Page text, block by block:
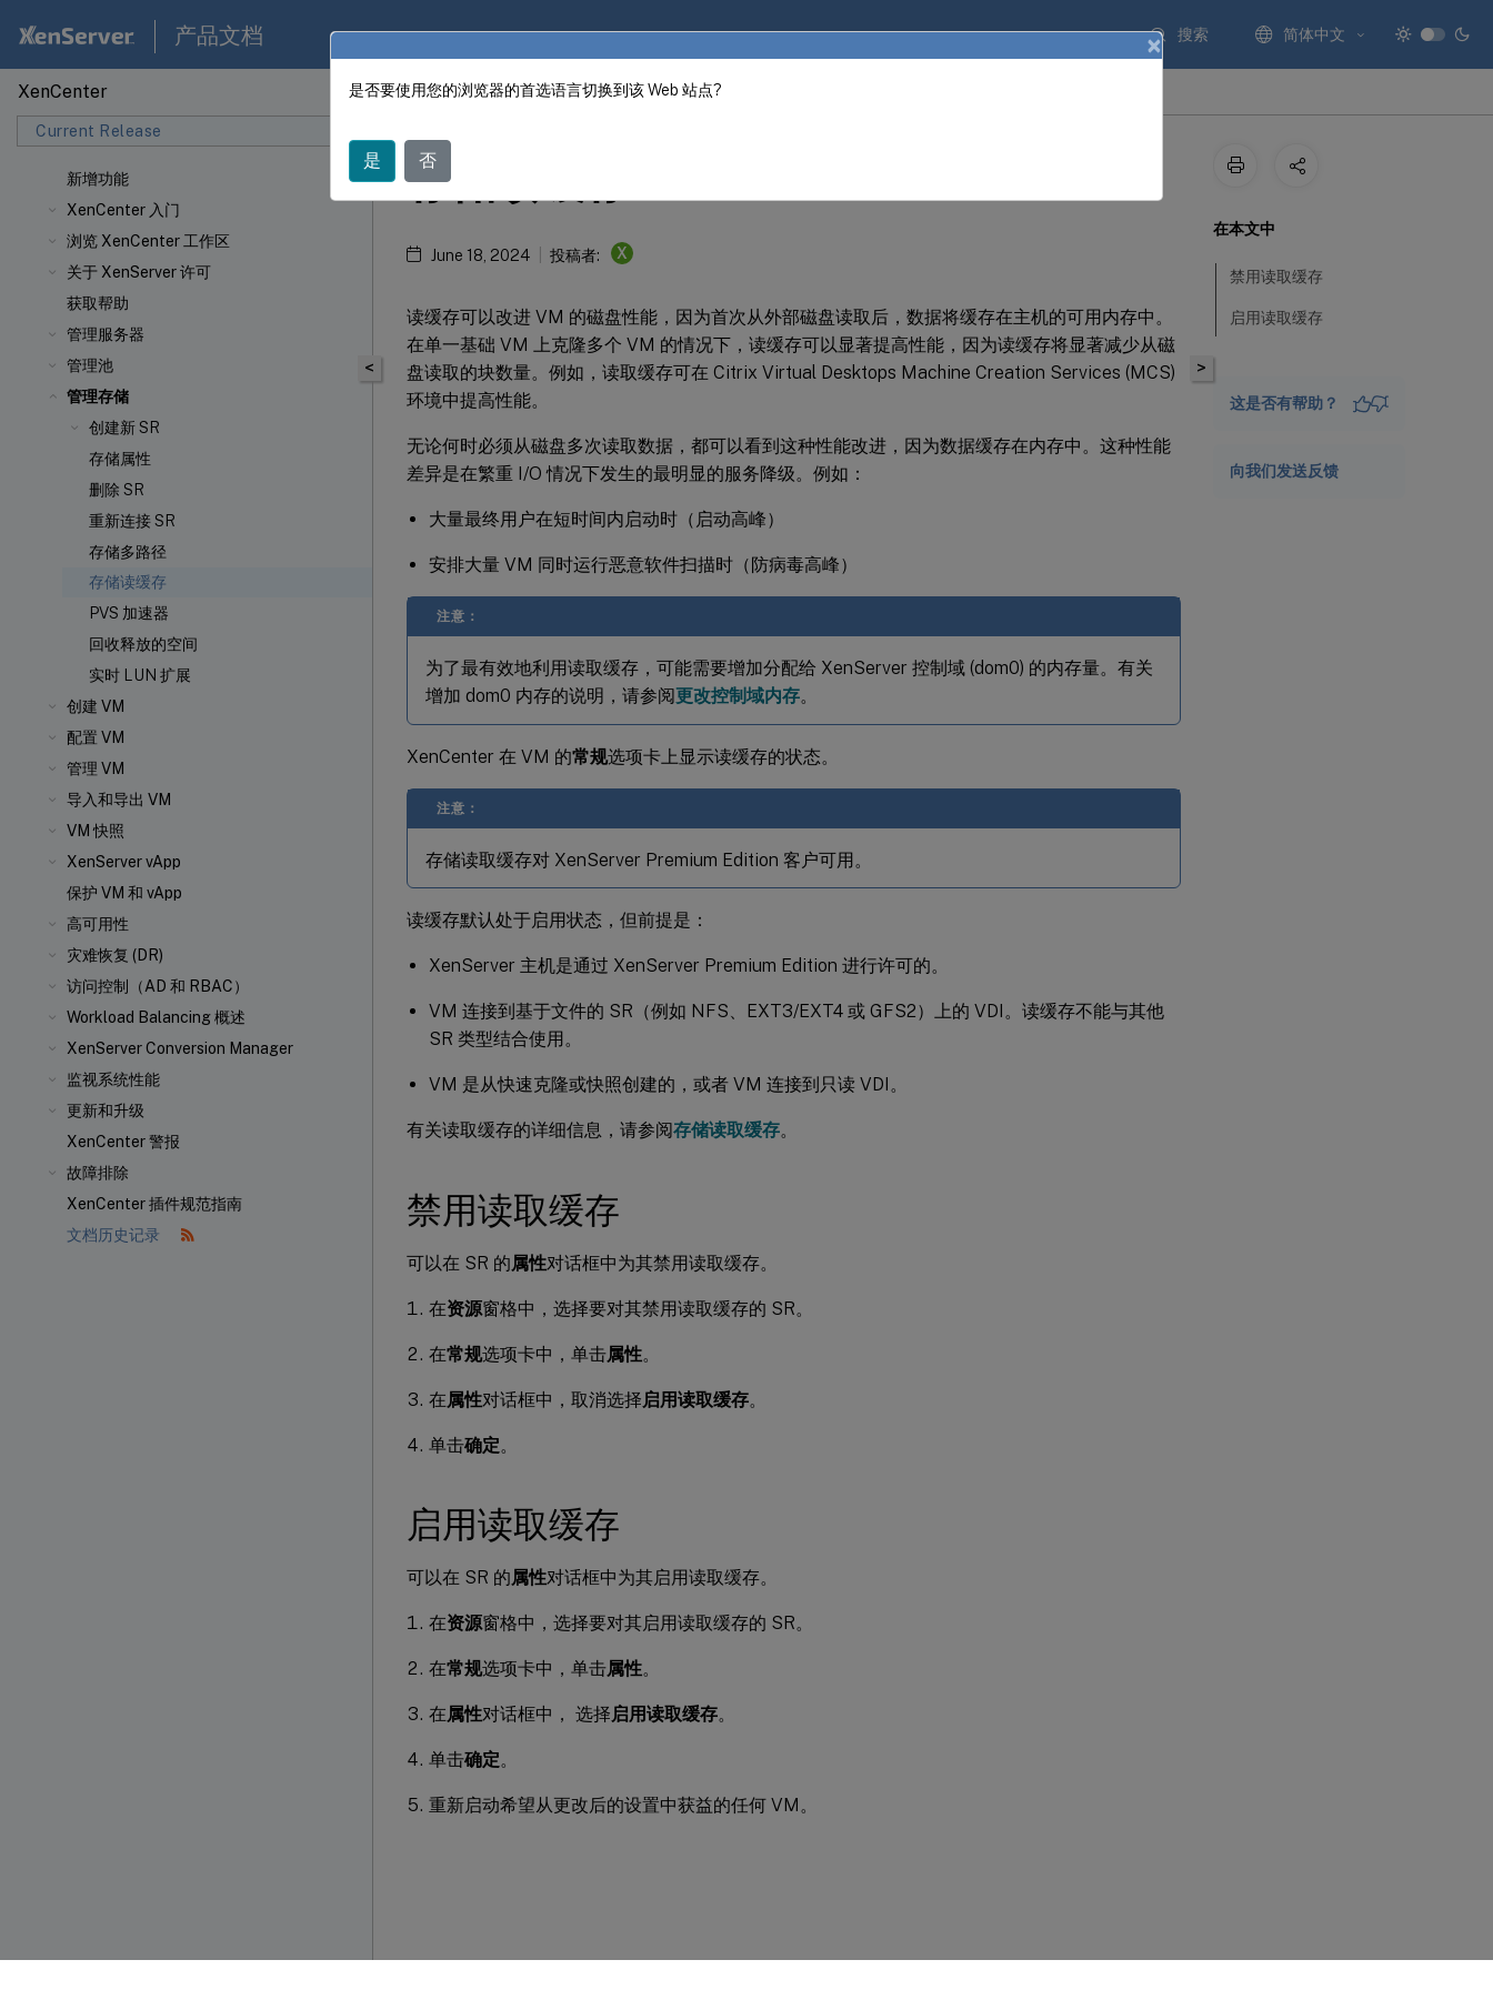
产品文档 搜索 简体中文
XenCenter
Current Release
新增功能
XenCenter 入门
浏览 XenCenter 工作区
关于 XenServer 许可
获取帮助
管理服务器
管理池
管理存储
创建新 SR
存储属性
删除 SR
重新连接 SR
存储多路径
存储读缓存
PVS 加速器
回收释放的空间
实时 LUN 扩展
创建 VM
配置 VM
管理 VM
导入和导出 VM
VM 快照
XenServer vApp
保护 VM 和 vApp
高可用性
灾难恢复 (DR)
访问控制（AD 和 RBAC）
Workload Balancing 概述
XenServer Conversion Manager
监视系统性能
更新和升级
XenCenter 警报
故障排除
XenCenter 插件规范指南
文档历史记录
XenCenter XenCenter
<
存储读缓存
June 18, 2024 投稿者: X
读缓存可以改进 VM 的磁盘性能，因为首次从外部磁盘读取后，数据将缓存在主机的可用内存中。
在单一基础 VM 上克隆多个 VM 的情况下，读缓存可以显著提高性能，因为读缓存将显著减少从磁
盘读取的块数量。例如，读取缓存可在 Citrix Virtual Desktops Machine Creation Services (MCS)
环境中提高性能。
无论何时必须从磁盘多次读取数据，都可以看到这种性能改进，因为数据缓存在内存中。这种性能
差异是在繁重 I/O 情况下发生的最明显的服务降级。例如：
大量最终用户在短时间内启动时（启动高峰）
安排大量 VM 同时运行恶意软件扫描时（防病毒高峰）
注意：
为了最有效地利用读取缓存，可能需要增加分配给 XenServer 控制域 (dom0) 的内存量。有关
增加 dom0 内存的说明，请参阅更改控制域内存。
XenCenter 在 VM 的常规选项卡上显示读缓存的状态。
注意：
存储读取缓存对 XenServer Premium Edition 客户可用。
读缓存默认处于启用状态，但前提是：
XenServer 主机是通过 XenServer Premium Edition 进行许可的。
VM 连接到基于文件的 SR（例如 NFS、EXT3/EXT4 或 GFS2）上的 VDI。读缓存不能与其他
SR 类型结合使用。
VM 是从快速克隆或快照创建的，或者 VM 连接到只读 VDI。
有关读取缓存的详细信息，请参阅存储读取缓存。
禁用读取缓存
可以在 SR 的属性对话框中为其禁用读取缓存。
在资源窗格中，选择要对其禁用读取缓存的 SR。
在常规选项卡中，单击属性。
在属性对话框中，取消选择启用读取缓存。
单击确定。
启用读取缓存
可以在 SR 的属性对话框中为其启用读取缓存。
在资源窗格中，选择要对其启用读取缓存的 SR。
在常规选项卡中，单击属性。
在属性对话框中， 选择启用读取缓存。
单击确定。
重新启动希望从更改后的设置中获益的任何 VM。
>
在本文中
禁用读取缓存
启用读取缓存
这是否有帮助？
向我们发送反馈
×
是否要使用您的浏览器的首选语言切换到该 Web 站点?
是 否